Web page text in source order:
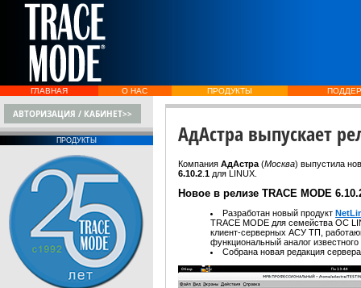
ГЛАВНАЯ О НАС ПРОДУКТЫ
АВТОРИЗАЦИЯ / КАБИНЕТ>>
ПРОДУКТЫ АдАстра выпускает
Компания АдАстра (Москва) выпустила
6.10.2 1 для LINUX.
Новое в релизе TRACE MODE
Разработан новый продукт
TRACE MODE для семейства ОС
клиент-серверных АСУ ТП,
функциональный аналог
Собрана новая редакция